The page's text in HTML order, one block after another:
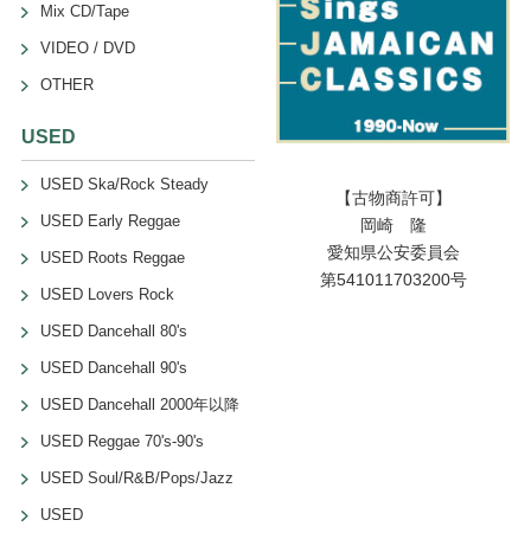
Mix CD/Tape
VIDEO / DVD
OTHER
USED
USED Ska/Rock Steady
USED Early Reggae
USED Roots Reggae
USED Lovers Rock
USED Dancehall 80's
USED Dancehall 90's
USED Dancehall 2000年以降
USED Reggae 70's-90's
USED Soul/R&B/Pops/Jazz
USED
【古物商許可】
岡崎 隆
愛知県公安委員会
第541011703200号